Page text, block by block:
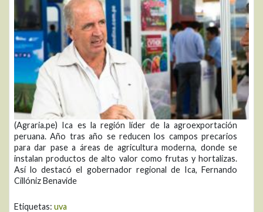
(Agraria.pe) Ica es la región líder de la agroexportación
peruana. Año tras año se reducen los campos precarios
para dar pase a áreas de agricultura moderna, donde se
instalan productos de alto valor como frutas y hortalizas.
Así lo destacó el gobernador regional de Ica, Fernando
Cillóniz Benavide
Etiquetas: uva